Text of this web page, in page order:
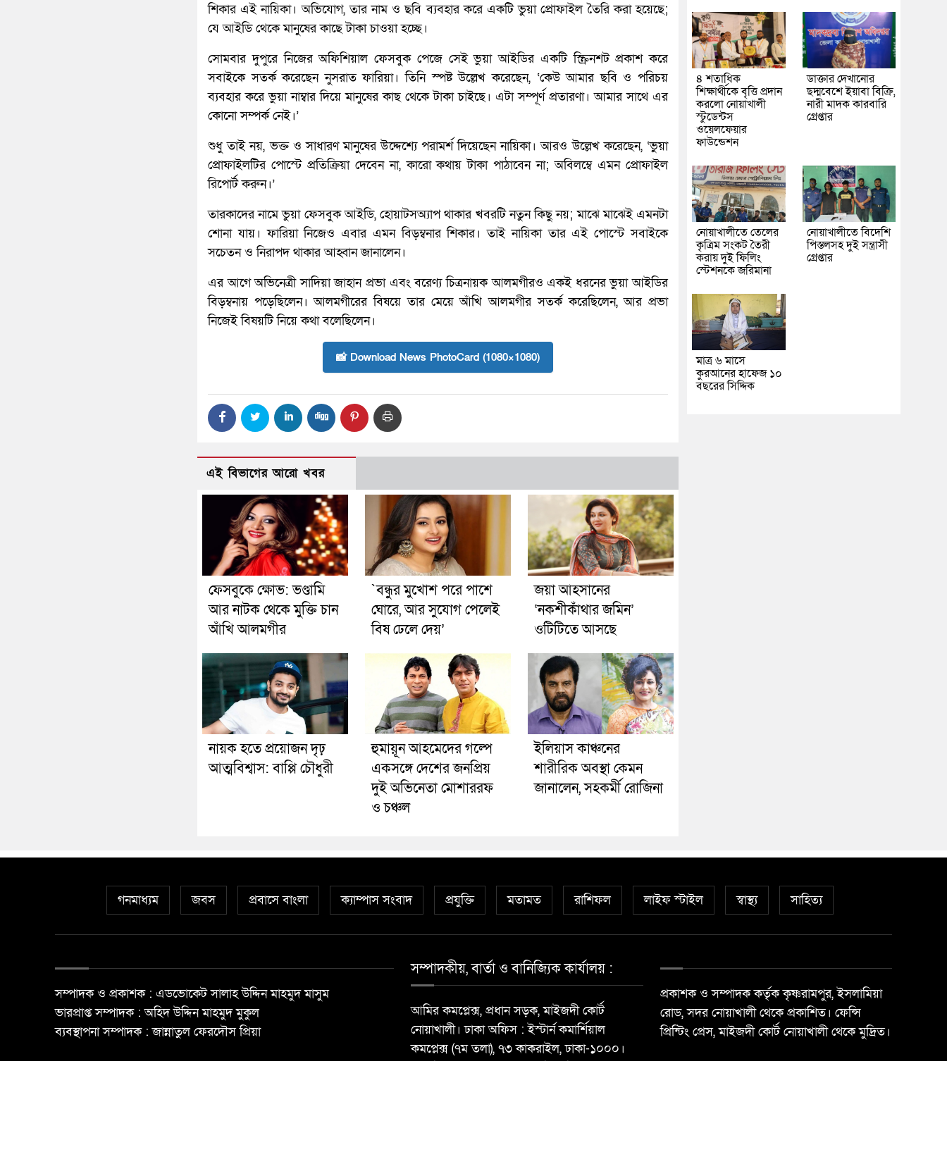
শিকার এই নায়িকা। অভিযোগ, তার নাম ও ছবি ব্যবহার করে একটি ভুয়া প্রোফাইল তৈরি করা হয়েছে;
যে আইডি থেকে মানুষের কাছে টাকা চাওয়া হচ্ছে।
সোমবার দুপুরে নিজের অফিশিয়াল ফেসবুক পেজে সেই ভুয়া আইডির একটি স্ক্রিনশট প্রকাশ করে
সবাইকে সতর্ক করেছেন নুসরাত ফারিয়া। তিনি স্পষ্ট উল্লেখ করেছেন, ‘কেউ আমার ছবি ও পরিচয়
ব্যবহার করে ভুয়া নাম্বার দিয়ে মানুষের কাছ থেকে টাকা চাইছে। এটা সম্পূর্ণ প্রতারণা। আমার সাথে এর
কোনো সম্পর্ক নেই।’
শুধু তাই নয়, ভক্ত ও সাধারণ মানুষের উদ্দেশ্যে পরামর্শ দিয়েছেন নায়িকা। আরও উল্লেখ করেছেন, ‘ভুয়া
প্রোফাইলটির পোস্টে প্রতিক্রিয়া দেবেন না, কারো কথায় টাকা পাঠাবেন না; অবিলম্বে এমন প্রোফাইল
রিপোর্ট করুন।’
তারকাদের নামে ভুয়া ফেসবুক আইডি, হোয়াটসঅ্যাপ থাকার খবরটি নতুন কিছু নয়; মাঝে মাঝেই এমনটা
শোনা যায়। ফারিয়া নিজেও এবার এমন বিড়ম্বনার শিকার। তাই নায়িকা তার এই পোস্টে সবাইকে
সচেতন ও নিরাপদ থাকার আহ্বান জানালেন।
এর আগে অভিনেত্রী সাদিয়া জাহান প্রভা এবং বরেণ্য চিত্রনায়ক আলমগীরও একই ধরনের ভুয়া আইডির
বিড়ম্বনায় পড়েছিলেন। আলমগীরের বিষয়ে তার মেয়ে আঁখি আলমগীর সতর্ক করেছিলেন, আর প্রভা
নিজেই বিষয়টি নিয়ে কথা বলেছিলেন।
📸 Download News PhotoCard (1080×1080)
এই বিভাগের আরো খবর
ফেসবুকে ক্ষোভ: ভণ্ডামি
আর নাটক থেকে মুক্তি চান
আঁখি আলমগীর
`বন্ধুর মুখোশ পরে পাশে
ঘোরে, আর সুযোগ পেলেই
বিষ ঢেলে দেয়’
জয়া আহসানের
‘নকশীকাঁথার জমিন’
ওটিটিতে আসছে
নায়ক হতে প্রয়োজন দৃঢ়
আত্মবিশ্বাস: বাপ্পি চৌধুরী
হুমায়ূন আহমেদের গল্পে
একসঙ্গে দেশের জনপ্রিয়
দুই অভিনেতা মোশাররফ
ও চঞ্চল
ইলিয়াস কাঞ্চনের
শারীরিক অবস্থা কেমন
জানালেন, সহকর্মী রোজিনা
৪ শতাধিক
শিক্ষার্থীকে বৃত্তি প্রদান
করলো নোয়াখালী
স্টুডেন্টস
ওয়েলফেয়ার
ফাউন্ডেশন
ডাক্তার দেখানোর
ছদ্মবেশে ইয়াবা বিক্রি,
নারী মাদক কারবারি
গ্রেপ্তার
নোয়াখালীতে তেলের
কৃত্রিম সংকট তৈরী
করায় দুই ফিলিং
স্টেশনকে জরিমানা
নোয়াখালীতে বিদেশি
পিস্তলসহ দুই সন্ত্রাসী
গ্রেপ্তার
মাত্র ৬ মাসে
কুরআনের হাফেজ ১০
বছরের সিদ্দিক
গনমাধ্যম জবস প্রবাসে বাংলা ক্যাম্পাস সংবাদ প্রযুক্তি মতামত রাশিফল লাইফ স্টাইল স্বাস্থ্য সাহিত্য
সম্পাদক ও প্রকাশক : এডভোকেট সালাহ উদ্দিন মাহমুদ মাসুম
ভারপ্রাপ্ত সম্পাদক : অহিদ উদ্দিন মাহমুদ মুকুল
ব্যবস্থাপনা সম্পাদক : জান্নাতুল ফেরদৌস প্রিয়া
সম্পাদকীয়, বার্তা ও বানিজ্যিক কার্যালয় :
আমির কমপ্লেক্স, প্রধান সড়ক, মাইজদী কোর্ট
নোয়াখালী। ঢাকা অফিস : ইস্টার্ন কমার্শিয়াল
কমপ্লেক্স (৭ম তলা), ৭৩ কাকরাইল, ঢাকা-১০০০।
প্রকাশক ও সম্পাদক কর্তৃক কৃষ্ণরামপুর, ইসলামিয়া
রোড, সদর নোয়াখালী থেকে প্রকাশিত। ফেন্সি
প্রিন্টিং প্রেস, মাইজদী কোর্ট নোয়াখালী থেকে মুদ্রিত।